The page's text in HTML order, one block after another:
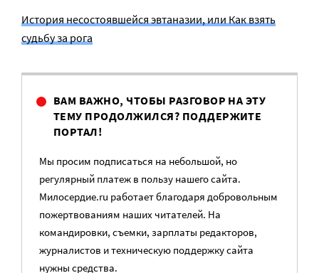
История несостоявшейся эвтаназии, или Как взять
судьбу за рога
ВАМ ВАЖНО, ЧТОБЫ РАЗГОВОР НА ЭТУ
ТЕМУ ПРОДОЛЖИЛСЯ? ПОДДЕРЖИТЕ
ПОРТАЛ!
Мы просим подписаться на небольшой, но
регулярный платеж в пользу нашего сайта.
Милосердие.ru работает благодаря добровольным
пожертвованиям наших читателей. На
командировки, съемки, зарплаты редакторов,
журналистов и техническую поддержку сайта
нужны средства.